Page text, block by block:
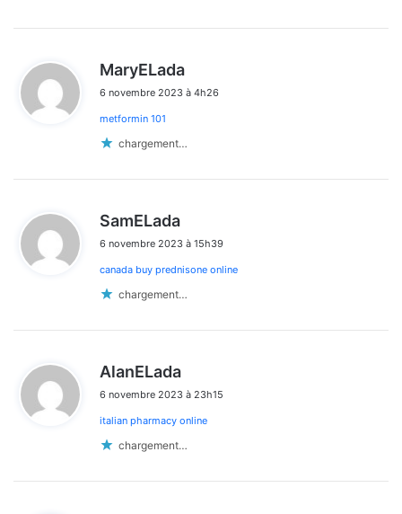
MaryELada
t
6 novembre 2023 à 4h26
metformin 101
chargement…
SamELada
t
6 novembre 2023 à 15h39
canada buy prednisone online
chargement…
AlanELada
t
6 novembre 2023 à 23h15
italian pharmacy online
chargement…